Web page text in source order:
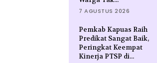
7 AGUSTUS 2026
Pemkab Kapuas Raih
Predikat Sangat Baik,
Peringkat Keempat
Kinerja PTSP di...